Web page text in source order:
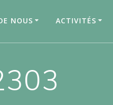
NOUS ACTIVITÉS